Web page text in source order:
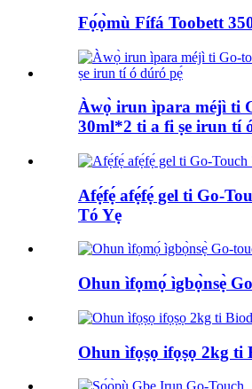
Fọ́ọ̀mù Fífá Toobett
Àwọ̀ irun ìpara méjì ti
30ml*2 ti a fi ṣe irun tí
Afẹ́fẹ́ afẹ́fẹ́ gel ti Go-
Tó Yẹ
Ohun ìfọmọ́ ìgbọ̀nsẹ̀
Ohun ìfọṣọ ifọṣọ 2kg ti